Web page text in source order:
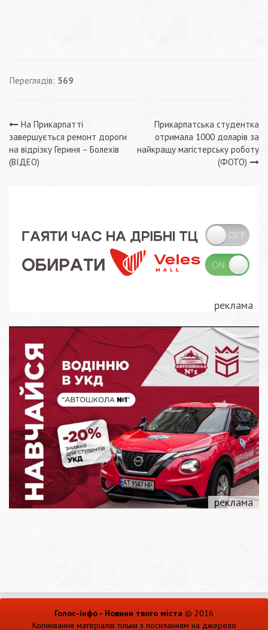
Переглядів: 569
Навігація
записів
На Прикарпатті
завершується ремонт дороги
на відрізку Гериня – Болехів
(ВІДЕО)
Прикарпатська студентка
отримала 1000 доларів за
найкращу магістерську роботу
(ФОТО)
Голос-інфо - Новини твого міста © 2016
Копіювання матеріалів тільки з посиланням на джерело